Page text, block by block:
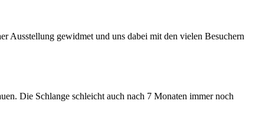
Ausstellung gewidmet und uns dabei mit den vielen Besuchern
Die Schlange schleicht auch nach 7 Monaten immer noch